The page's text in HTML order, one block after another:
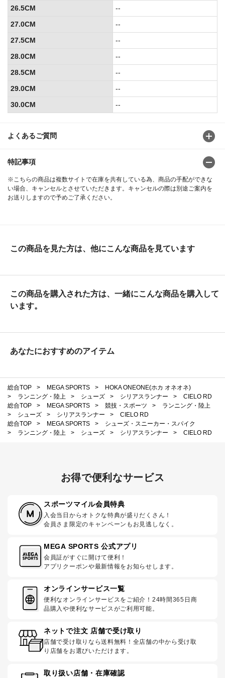
よくあるご質問
特記事項
※こちらの商品は複数サイトで在庫を共有している為、商品の手配ができな
い場合、キャンセルとさせていただきます。キャンセルの際は別途ご案内を
お送りしますので予めご了承ください。
26.5CM
--
27.0CM
--
27.5CM
--
28.0CM
--
28.5CM
--
29.0CM
--
30.0CM
--
この商品を見た方は、他にこんな商品を見ています
この商品を購入された方は、一緒にこんな商品を購入して
います。
あなたにおすすめのアイテム
総合TOP > MEGA SPORTS >
HOKA ONEONE(ホカ オネオネ)
>
ランニング・陸上 > シューズ > シリアスランナー >
CIELO RD
総合TOP
> MEGA SPORTS > 競技・スポーツ >
ランニング・陸上
>
シューズ > シリアスランナー >
CIELO RD
総合TOP
> MEGA SPORTS >
シューズ・スニーカー・スパイク
>
ランニング・陸上 > シューズ > シリアスランナー > CIELO RD
お得で便利なサービス
スポーツマイル会員特典
入会当日からオトクな特典が盛りだくさん！
会員さま限定のキャンペーンもお見逃しなく。
MEGA SPORTS 公式アプリ
会員証がすぐに開けて便利！
アプリクーポンや最新情報をお知らせします。
オンラインサービス一覧
便利なオンラインサービスをご紹介！24時間365日商
品購入や便利なサービスがご利用可能。
ネットで注文 店舗で受け取り
店舗で受け取りなら送料無料！全店舗の中から受け取
り店舗をお選びいただけます。
取り扱い店舗・在庫確認